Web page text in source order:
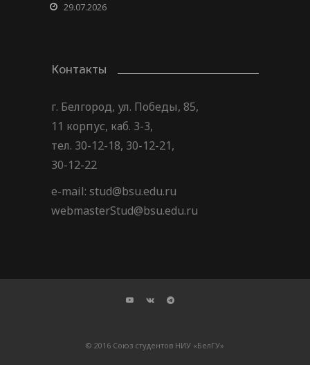
29.07.2026
Контакты
г. Белгород, ул. Победы, 85,
11 корпус, каб. 3-3,
тел. 30-12-18, 30-12-21,
30-12-22
e-mail: stud@bsu.edu.ru
webmasterStud@bsu.edu.ru
© 2016 Союз студентов НИУ «БелГУ»